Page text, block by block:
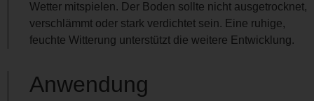
Wetter mitspielen. Der Boden sollte nicht ausgetrocknet,
verschlämmt oder stark verdichtet sein. Eine ruhige,
feuchte Witterung unterstützt die weitere Entwicklung.
Anwendung